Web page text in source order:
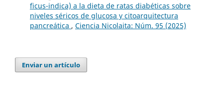
ficus-indica) a la dieta de ratas diabéticas sobre
niveles séricos de glucosa y citoarquitectura
pancreática , Ciencia Nicolaita: Núm. 95 (2025)
Enviar un artículo